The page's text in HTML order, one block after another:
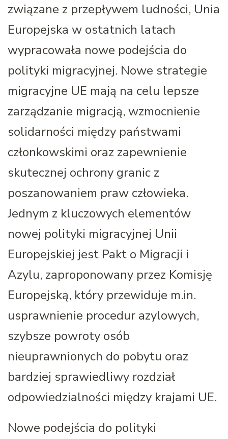
związane z przepływem ludności, Unia
Europejska w ostatnich latach
wypracowała nowe podejścia do
polityki migracyjnej. Nowe strategie
migracyjne UE mają na celu lepsze
zarządzanie migracją, wzmocnienie
solidarności między państwami
członkowskimi oraz zapewnienie
skutecznej ochrony granic z
poszanowaniem praw człowieka.
Jednym z kluczowych elementów
nowej polityki migracyjnej Unii
Europejskiej jest Pakt o Migracji i
Azylu, zaproponowany przez Komisję
Europejską, który przewiduje m.in.
usprawnienie procedur azylowych,
szybsze powroty osób
nieuprawnionych do pobytu oraz
bardziej sprawiedliwy rozdział
odpowiedzialności między krajami UE.
Nowe podejścia do polityki